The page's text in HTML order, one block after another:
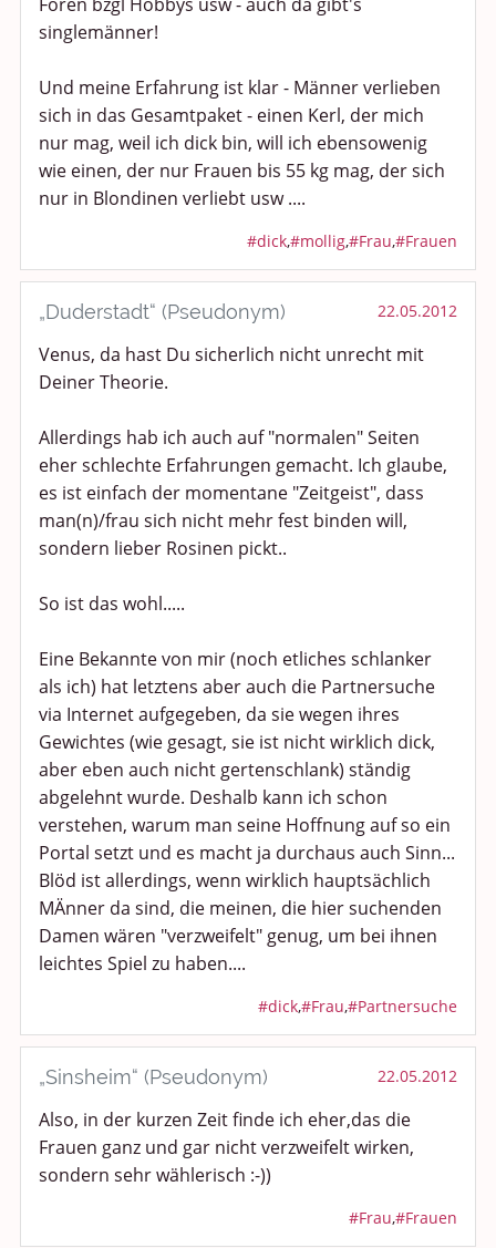
singlemänner!
Und meine Erfahrung ist klar - Männer verlieben
sich in das Gesamtpaket - einen Kerl, der mich
nur mag, weil ich dick bin, will ich ebensowenig
wie einen, der nur Frauen bis 55 kg mag, der sich
nur in Blondinen verliebt usw ....
#dick,#mollig,#Frau,#Frauen
„Duderstadt“ (Pseudonym) 22.05.2012
Venus, da hast Du sicherlich nicht unrecht mit
Deiner Theorie.
Allerdings hab ich auch auf "normalen" Seiten
eher schlechte Erfahrungen gemacht. Ich glaube,
es ist einfach der momentane "Zeitgeist", dass
man(n)/frau sich nicht mehr fest binden will,
sondern lieber Rosinen pickt..
So ist das wohl.....
Eine Bekannte von mir (noch etliches schlanker
als ich) hat letztens aber auch die Partnersuche
via Internet aufgegeben, da sie wegen ihres
Gewichtes (wie gesagt, sie ist nicht wirklich dick,
aber eben auch nicht gertenschlank) ständig
abgelehnt wurde. Deshalb kann ich schon
verstehen, warum man seine Hoffnung auf so ein
Portal setzt und es macht ja durchaus auch Sinn...
Blöd ist allerdings, wenn wirklich hauptsächlich
MÄnner da sind, die meinen, die hier suchenden
Damen wären "verzweifelt" genug, um bei ihnen
leichtes Spiel zu haben....
#dick,#Frau,#Partnersuche
„Sinsheim“ (Pseudonym) 22.05.2012
Also, in der kurzen Zeit finde ich eher,das die
Frauen ganz und gar nicht verzweifelt wirken,
sondern sehr wählerisch :-))
#Frau,#Frauen